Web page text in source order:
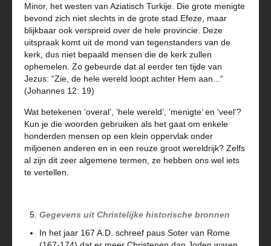
Minor, het westen van Aziatisch Turkije. Die grote menigte
bevond zich niet slechts in de grote stad Efeze, maar
blijkbaar ook verspreid over de hele provincie. Deze
uitspraak komt uit de mond van tegenstanders van de
kerk, dus niet bepaald mensen die de kerk zullen
ophemelen. Zo gebeurde dat al eerder ten tijde van
Jezus: “Zie, de hele wereld loopt achter Hem aan...“
(Johannes 12: 19)
Wat betekenen ‘overal’, ‘hele wereld’, ‘menigte’ en ‘veel’?
Kun je die woorden gebruiken als het gaat om enkele
honderden mensen op een klein oppervlak onder
miljoenen anderen en in een reuze groot wereldrijk? Zelfs
al zijn dit zeer algemene termen, ze hebben ons wel iets
te vertellen.
Gegevens uit Christelijke historische bronnen
In het jaar 167 A.D. schreef paus Soter van Rome